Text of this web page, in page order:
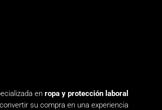
en ropa y protección laboral
su compra en una experiencia